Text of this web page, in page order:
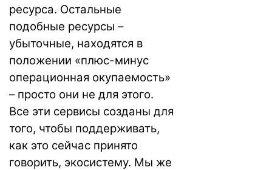
ресурса. Остальные
подобные ресурсы –
убыточные, находятся в
положении «плюс-минус
операционная окупаемость»
– просто они не для этого.
Все эти сервисы созданы для
того, чтобы поддерживать,
как это сейчас принято
говорить, экосистему. Мы же